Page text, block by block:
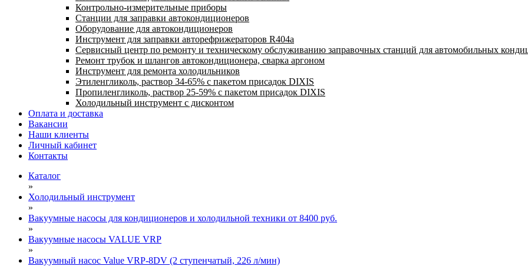
Контрольно-измерительные приборы
Станции для заправки автокондиционеров
Оборудование для автокондиционеров
Инструмент для заправки авторефрижераторов R404a
Сервисный центр по ремонту и техническому обслуживанию заправочных станций для автомобильных
Ремонт трубок и шлангов автокондиционера, сварка аргоном
Инструмент для ремонта холодильников
Этиленгликоль, раствор 34-65% с пакетом присадок DIXIS
Пропиленгликоль, раствор 25-59% с пакетом присадок DIXIS
Холодильный инструмент с дисконтом
Оплата и доставка
Вакансии
Наши клиенты
Личный кабинет
Контакты
Каталог
»
Холодильный инструмент
»
Вакуумные насосы для кондиционеров и холодильной техники от 8400 руб.
»
Вакуумные насосы VALUE VRP
»
Вакуумный насос Value VRP-8DV (2 ступенчатый, 226 л/мин)